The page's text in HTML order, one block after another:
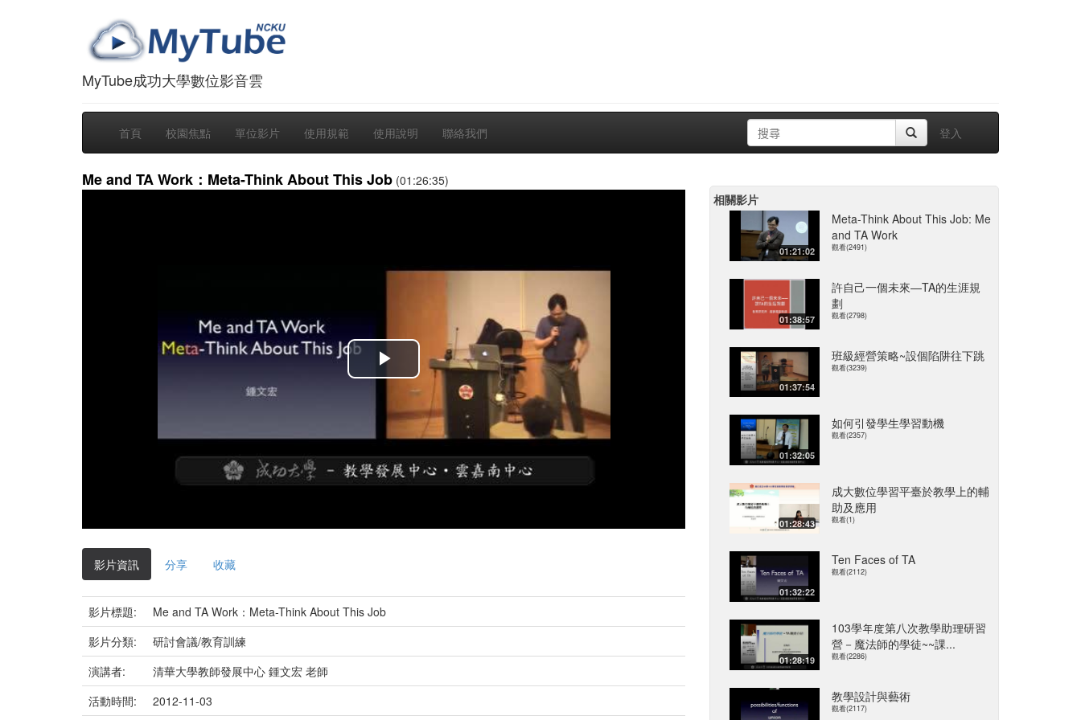
MyTube成功大學數位影音雲
首頁 校園焦點 單位影片 使用規範 使用說明 聯絡我們 登入
Me and TA Work：Meta-Think About This Job (01:26:35)
播
放
影
片
影片資訊 分享 收藏
影片標題:
Me and TA Work：Meta-Think About This Job
影片分類:
研討會議/教育訓練
演講者:
清華大學教師發展中心 鍾文宏 老師
活動時間:
2012-11-03
相關影片
01:21:02
Meta-Think About This Job: Me
and TA Work
觀看(2491)
01:38:57
許自己一個未來—TA的生涯規
劃
觀看(2798)
01:37:54
班級經營策略~設個陷阱往下跳
觀看(3239)
01:32:05
如何引發學生學習動機
觀看(2357)
01:28:43
成大數位學習平臺於教學上的輔
助及應用
觀看(1)
01:32:22
Ten Faces of TA
觀看(2112)
01:28:19
103學年度第八次教學助理研習
營－魔法師的學徒~~課...
觀看(2286)
教學設計與藝術
觀看(2117)